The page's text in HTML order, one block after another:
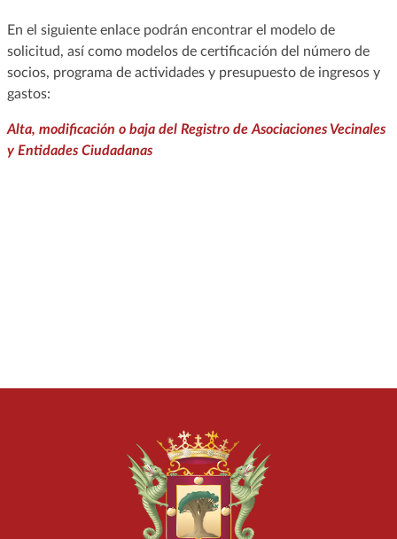
En el siguiente enlace podrán encontrar el modelo de
solicitud, así como modelos de certificación del número de
socios, programa de actividades y presupuesto de ingresos y
gastos:
Alta, modificación o baja del Registro de Asociaciones Vecinales
y Entidades Ciudadanas